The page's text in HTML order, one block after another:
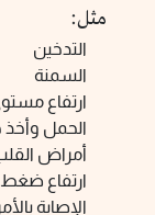
مثل:
التدخين
السمنة
ارتفاع
الحمل
أمراض
ارتفاع ضغط
الإصابة